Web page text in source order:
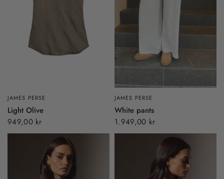
JAMES PERSE
Light Olive
949,00 kr
JAMES PERSE
White pants
1.949,00 kr